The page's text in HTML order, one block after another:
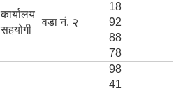
कार्यालय
सहयोगी
वडा नं. २
18
92
88
78
98
41